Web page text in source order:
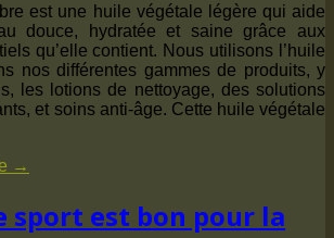
est une huile végétale légère qui aide
douce, hydratée et saine grâce aux
qu’elle contient. Nous utilisons l’huile
nos différentes gammes de produits, y
les lotions de nettoyage, des solutions
et soins anti-âge. Cette huile végétale
→
sport est bon pour la